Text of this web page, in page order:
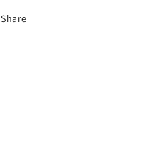
Share